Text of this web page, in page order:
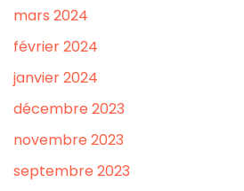
mars 2024
février 2024
janvier 2024
décembre 2023
novembre 2023
septembre 2023